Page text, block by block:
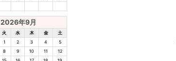
2026年9月
火 水 木 金
土
1
2 3 4
5
8 9 10 11
12